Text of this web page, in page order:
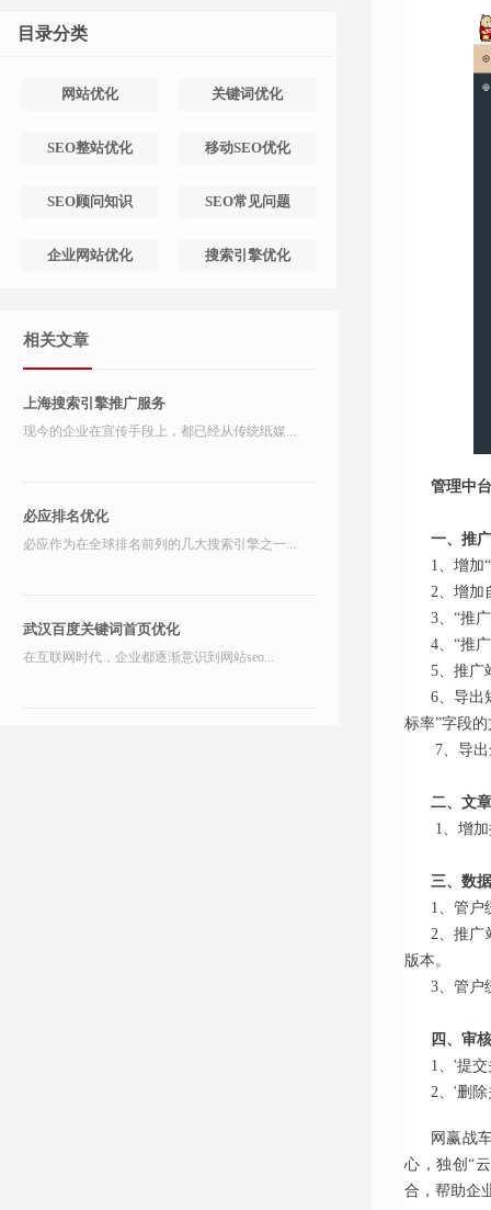
目录分类
网站优化 关键词优化
SEO整站优化 移动SEO优化
SEO顾问知识 SEO常见问题
企业网站优化 搜索引擎优化
相关文章
上海搜索引擎推广服务
现今的企业在宣传手段上，都已经从传统纸媒...
必应排名优化
必应作为在全球排名前列的几大搜索引擎之一...
武汉百度关键词首页优化
在互联网时代，企业都逐渐意识到网站seo...
管理中台
一、推
1、增加
2、增加
3、“推
4、“推
5、推广
6、导出
标率”字段
7、导
二、文
1、增
三、数
1、管户
2、推广
版本。
3、管户
四、审
1、'提
2、'删
网赢战
心，独创“
合，帮助企